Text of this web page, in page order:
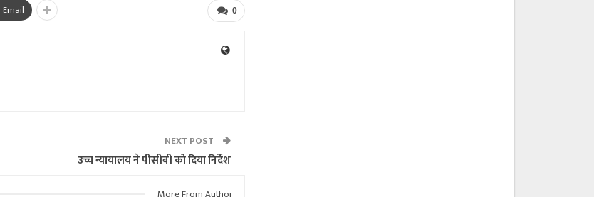
0
Email
NEXT POST
उच्च न्यायालय ने पीसीबी को दिया निर्देश